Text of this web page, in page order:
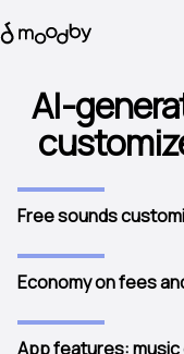
AI-
Free sounds
Economy on fees
App features: